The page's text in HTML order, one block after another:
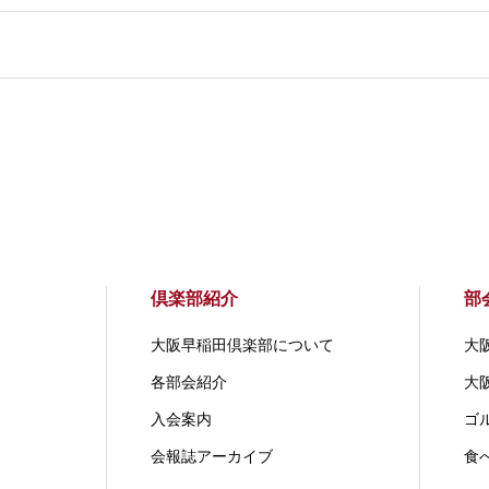
倶楽部紹介
大阪早稲田倶楽部について
各部会紹介
入会案内
会報誌アーカイブ
部
大
大
ゴ
食